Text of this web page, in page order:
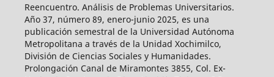
Reencuentro. Análisis de Problemas Universitarios.
Año 37, número 89, enero-junio 2025, es una
publicación semestral de la Universidad Autónoma
Metropolitana a través de la Unidad Xochimilco,
División de Ciencias Sociales y Humanidades.
Prolongación Canal de Miramontes 3855, Col. Ex-